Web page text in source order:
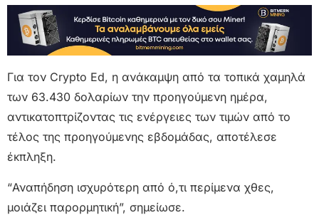
Για τον Crypto Ed, η ανάκαμψη από τα τοπικά χαμηλά
των 63.430 δολαρίων την προηγούμενη ημέρα,
αντικατοπτρίζοντας τις ενέργειες των τιμών από το
τέλος της προηγούμενης εβδομάδας, αποτέλεσε
έκπληξη.
“Αναπήδηση ισχυρότερη από ό,τι περίμενα χθες,
μοιάζει παρορμητική”, σημείωσε.